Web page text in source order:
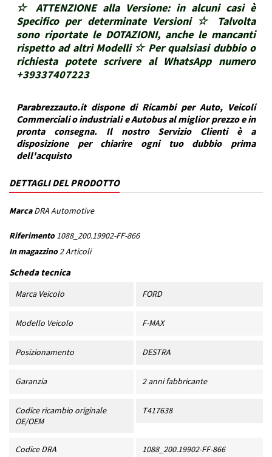
☆ ATTENZIONE alla Versione: in alcuni casi è
Specifico per determinate Versioni ☆ Talvolta
sono riportate le DOTAZIONI, anche le mancanti
rispetto ad altri Modelli ☆ Per qualsiasi dubbio o
richiesta potete scrivere al WhatsApp numero
+39337407223
Parabrezzauto.it dispone di Ricambi per Auto, Veicoli
Commerciali o industriali e Autobus al miglior prezzo e in
pronta consegna. Il nostro Servizio Clienti è a
disposizione per chiarire ogni tuo dubbio prima
dell'acquisto
DETTAGLI DEL PRODOTTO
Marca DRA Automotive
Riferimento 1088_200.19902-FF-866
In magazzino2 Articoli
Scheda tecnica
Marca Veicolo FORD
Modello Veicolo F-MAX
Posizionamento DESTRA
Garanzia 2 anni fabbricante
Codice ricambio originale
OE/OEM
T417638
Codice DRA 1088_200.19902-FF-866